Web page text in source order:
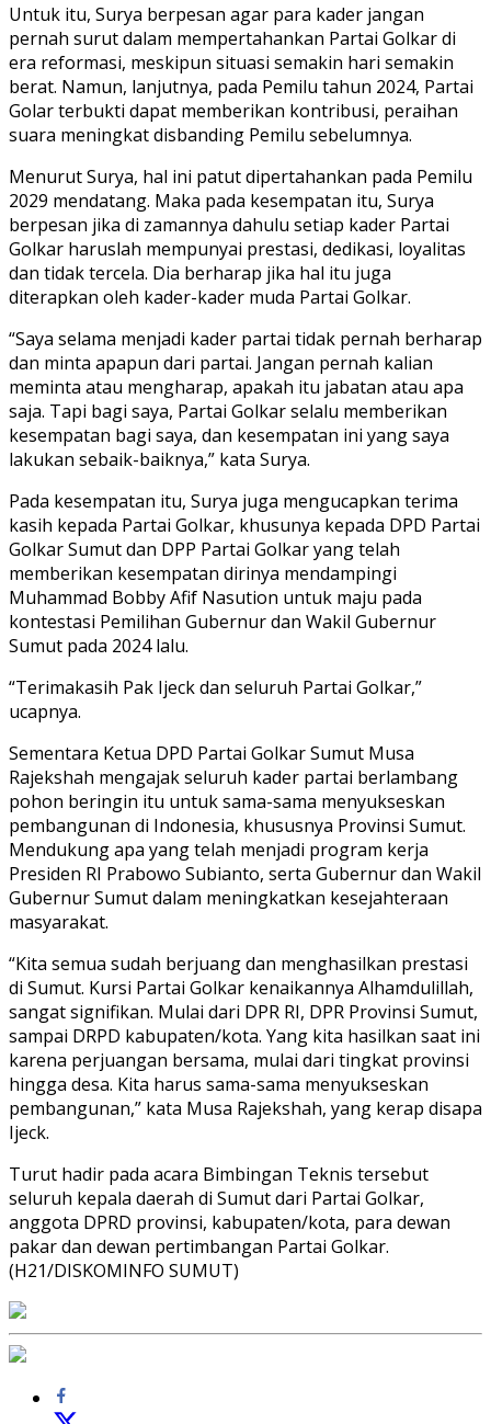
Untuk itu, Surya berpesan agar para kader jangan
pernah surut dalam mempertahankan Partai Golkar di
era reformasi, meskipun situasi semakin hari semakin
berat. Namun, lanjutnya, pada Pemilu tahun 2024, Partai
Golar terbukti dapat memberikan kontribusi, peraihan
suara meningkat disbanding Pemilu sebelumnya.
Menurut Surya, hal ini patut dipertahankan pada Pemilu
2029 mendatang. Maka pada kesempatan itu, Surya
berpesan jika di zamannya dahulu setiap kader Partai
Golkar haruslah mempunyai prestasi, dedikasi, loyalitas
dan tidak tercela. Dia berharap jika hal itu juga
diterapkan oleh kader-kader muda Partai Golkar.
“Saya selama menjadi kader partai tidak pernah berharap
dan minta apapun dari partai. Jangan pernah kalian
meminta atau mengharap, apakah itu jabatan atau apa
saja. Tapi bagi saya, Partai Golkar selalu memberikan
kesempatan bagi saya, dan kesempatan ini yang saya
lakukan sebaik-baiknya,” kata Surya.
Pada kesempatan itu, Surya juga mengucapkan terima
kasih kepada Partai Golkar, khusunya kepada DPD Partai
Golkar Sumut dan DPP Partai Golkar yang telah
memberikan kesempatan dirinya mendampingi
Muhammad Bobby Afif Nasution untuk maju pada
kontestasi Pemilihan Gubernur dan Wakil Gubernur
Sumut pada 2024 lalu.
“Terimakasih Pak Ijeck dan seluruh Partai Golkar,”
ucapnya.
Sementara Ketua DPD Partai Golkar Sumut Musa
Rajekshah mengajak seluruh kader partai berlambang
pohon beringin itu untuk sama-sama menyukseskan
pembangunan di Indonesia, khususnya Provinsi Sumut.
Mendukung apa yang telah menjadi program kerja
Presiden RI Prabowo Subianto, serta Gubernur dan Wakil
Gubernur Sumut dalam meningkatkan kesejahteraan
masyarakat.
“Kita semua sudah berjuang dan menghasilkan prestasi
di Sumut. Kursi Partai Golkar kenaikannya Alhamdulillah,
sangat signifikan. Mulai dari DPR RI, DPR Provinsi Sumut,
sampai DRPD kabupaten/kota. Yang kita hasilkan saat ini
karena perjuangan bersama, mulai dari tingkat provinsi
hingga desa. Kita harus sama-sama menyukseskan
pembangunan,” kata Musa Rajekshah, yang kerap disapa
Ijeck.
Turut hadir pada acara Bimbingan Teknis tersebut
seluruh kepala daerah di Sumut dari Partai Golkar,
anggota DPRD provinsi, kabupaten/kota, para dewan
pakar dan dewan pertimbangan Partai Golkar.
(H21/DISKOMINFO SUMUT)